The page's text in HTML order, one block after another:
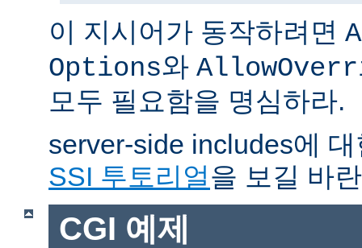
이 지시어가 동작하려면
Options와
모두 필요함을 명심하라.
server-side includes에
SSI 투토리얼을 보길 바
CGI 예제